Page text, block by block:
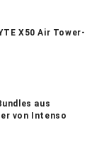
X50 Air Tower-
aus
von Intenso